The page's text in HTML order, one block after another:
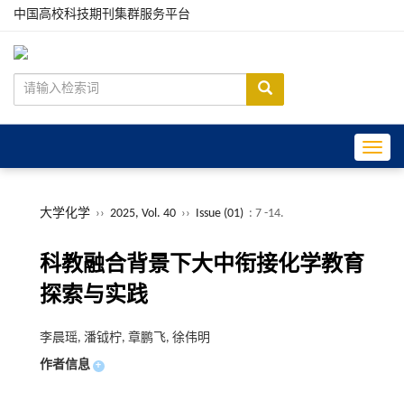
中国高校科技期刊集群服务平台
大学化学 ›› 2025, Vol. 40 ›› Issue (01) : 7 -14.
科教融合背景下大中衔接化学教育
探索与实践
李晨瑶, 潘钺柠, 章鹏飞, 徐伟明
作者信息 +